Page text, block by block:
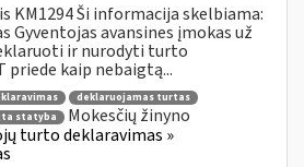
KM1294 Ši informacija skelbiama:
Gyventojas avansines įmokas už
ir nurodyti turto
priede kaip nebaigtą...
deklaruojamas turtas
statyba
Mokesčių žinyno
turto deklaravimas »